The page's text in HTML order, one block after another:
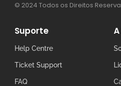
© 2024 Todos os Direitos
Suporte
Help Centre
Ticket Support
FAQ